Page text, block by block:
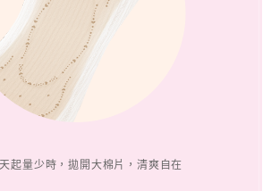
起量少時，拋開大棉片，清爽自在